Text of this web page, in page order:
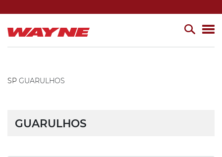
SP GUARULHOS
GUARULHOS